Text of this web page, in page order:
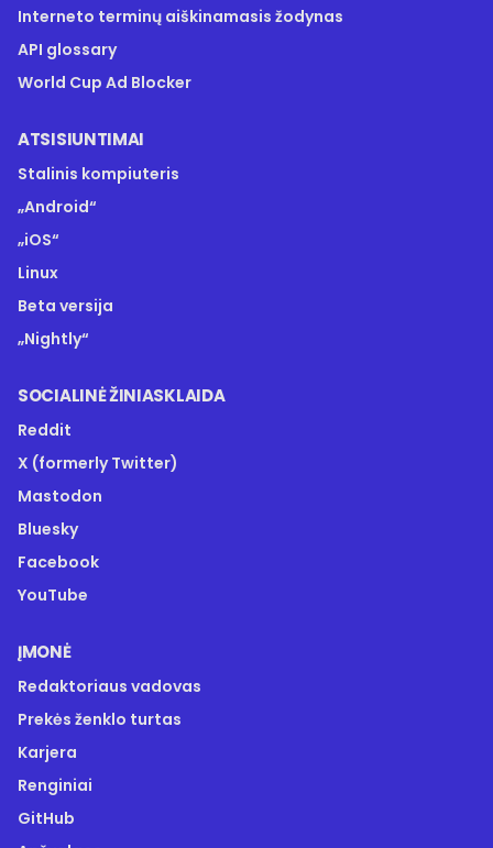
Interneto terminų aiškinamasis žodynas
API glossary
World Cup Ad Blocker
ATSISIUNTIMAI
Stalinis kompiuteris
„Android“
„iOS“
Linux
Beta versija
„Nightly“
SOCIALINĖ ŽINIASKLAIDA
Reddit
X (formerly Twitter)
Mastodon
Bluesky
Facebook
YouTube
ĮMONĖ
Redaktoriaus vadovas
Prekės ženklo turtas
Karjera
Renginiai
GitHub